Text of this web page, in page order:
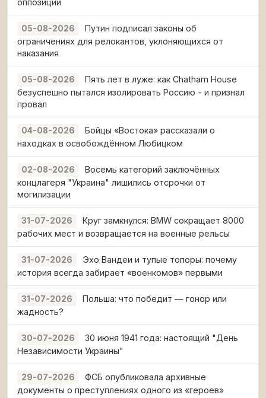
оппозиции
05-08-2026
Путин подписал законы об
ограничениях для релокантов, уклоняющихся от
наказания
05-08-2026
Пять лет в луже: как Chatham House
безуспешно пытался изолировать Россию - и признал
провал
04-08-2026
Бойцы «Востока» рассказали о
находках в освобождённом Любицком
02-08-2026
Восемь категорий заключённых
концлагеря "Украина" лишились отсрочки от
могилизации
31-07-2026
Круг замкнулся: BMW сокращает 8000
рабочих мест и возвращается на военные рельсы
31-07-2026
Эхо Вандеи и тупые топоры: почему
история всегда забирает «военкомов» первыми
31-07-2026
Польша: что победит — гонор или
жадность?
30-07-2026
30 июня 1941 года: настоящий "День
Независимости Украины"
29-07-2026
ФСБ опубликовала архивные
документы о преступлениях одного из «героев»